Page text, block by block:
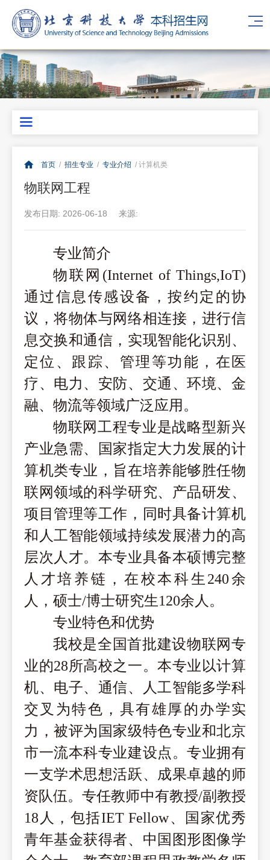
首页 / 招生专业 / 专业介绍 / 计算机类
物联网工程
发布日期: 2026-06-18 来源:
专业简介
物联网 (Internet of Things,IoT)
通过信息传感设备，按约定的协
议，将物体与网络相连接，进行信
息交换和通信，实现智能化识别、
定位、跟踪、管理等功能，在医
疗、电力、安防、交通、环境、金
融、物流等领域广泛应用。
物联网工程专业是战略型新兴
产业急需、国家指定大力发展的计
算机类专业，旨在培养能够胜任物
联网领域的科学研究、产品研发、
项目管理等工作，同时具备计算机
和人工智能领域持续发展潜力的高
层次人才。本专业具备本硕博完整
人才培养链，在校本科生 240余
人，硕士/博士研究生120余人。
专业特色和优势
我校是全国首批建设物联网专
业的28所高校之一。本专业以计算
机、电子、通信、人工智能多学科
交叉为特色，具有雄厚的办学实
力，被评为国家级特色专业和北京
市一流本科专业建设点。专业拥有
一支学术思想活跃、成果卓越的师
资队伍。专任教师中有教授/副教授
18 人，包括IET Fellow、国家优秀
青年基金获得者、中国图形图像学